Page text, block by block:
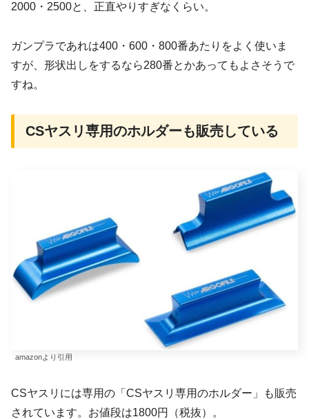
2000・2500と、正直やりすぎなくらい。
ガンプラであれは400・600・800番あたりをよく使いま
すが、形状出しをするなら280番とかあってもよさそうで
すね。
CSヤスリ専用のホルダーも販売している
amazonより引用
CSヤスリには専用の「CSヤスリ専用のホルダー」も販売
されています。お値段は1800円（税抜）。